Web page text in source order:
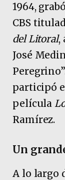
1964,
CBS
del Litoral,
José
participó
película
Ramírez.
Un
A lo largo